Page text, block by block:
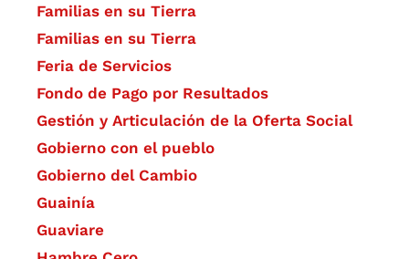
Familias en su Tierra
Familias en su Tierra
Feria de Servicios
Fondo de Pago por Resultados
Gestión y Articulación de la Oferta Social
Gobierno con el pueblo
Gobierno del Cambio
Guainía
Guaviare